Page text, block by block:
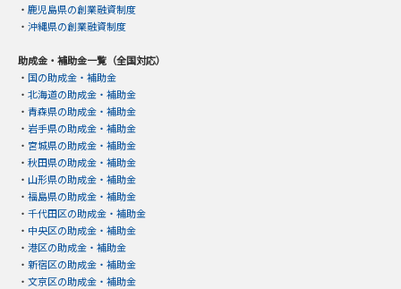
・ 鹿児島県の創業融資制度
・ 沖縄県の創業融資制度
助成金・補助金一覧（全国対応）
・ 国の助成金・補助金
・ 北海道の助成金・補助金
・ 青森県の助成金・補助金
・ 岩手県の助成金・補助金
・ 宮城県の助成金・補助金
・ 秋田県の助成金・補助金
・ 山形県の助成金・補助金
・ 福島県の助成金・補助金
・ 千代田区の助成金・補助金
・ 中央区の助成金・補助金
・ 港区の助成金・補助金
・ 新宿区の助成金・補助金
・ 文京区の助成金・補助金